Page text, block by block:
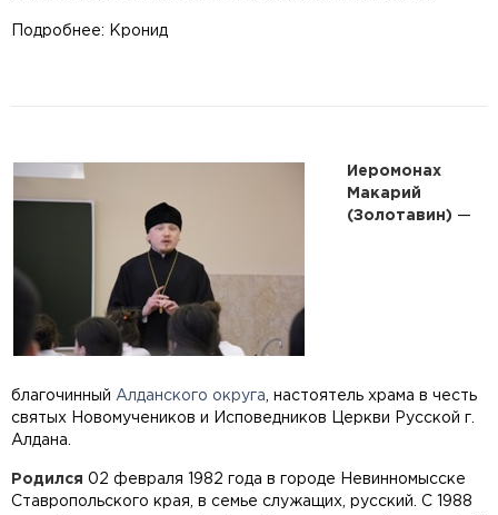
Подробнее: Кронид
Иеромонах
Макарий
(Золотавин) —
благочинный Алданского округа , настоятель храма в честь
святых Новомучеников и Исповедников Церкви Русской г.
Алдана.
Родился 02 февраля 1982 года в городе Невинномысске
Ставропольского края, в семье служащих, русский. С 1988